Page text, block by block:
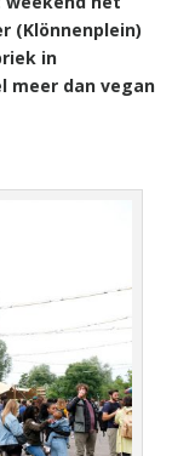
(Klönnenplein)
in
meer dan vegan